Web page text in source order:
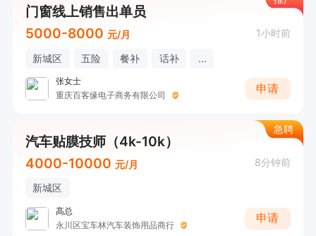
门窗线上销售出单员
5000-8000 元/月 1小时前
新城区 五险 餐补 话补 ...
张女士
重庆百客缘电子商务有限公司
申请
急聘
汽车贴膜技师（4k-10k）
4000-10000 元/月 8分钟前
新城区
高总
永川区宝车林汽车装饰用品商行
申请